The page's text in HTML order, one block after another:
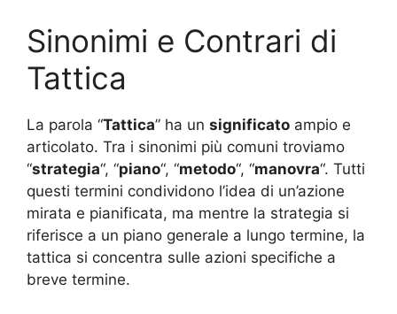
Sinonimi e Contrari di
Tattica
La parola “Tattica” ha un significato ampio e
articolato. Tra i sinonimi più comuni troviamo
“strategia“, “piano“, “metodo“, “manovra“. Tutti
questi termini condividono l’idea di un’azione
mirata e pianificata, ma mentre la strategia si
riferisce a un piano generale a lungo termine, la
tattica si concentra sulle azioni specifiche a
breve termine.